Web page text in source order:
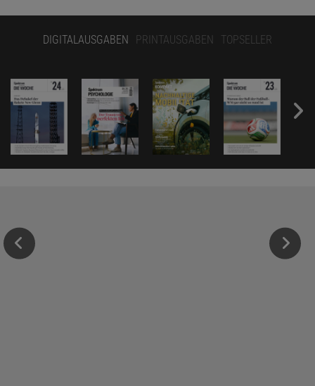
DIGITALAUSGABEN PRINTAUSGABEN TOPSELLER